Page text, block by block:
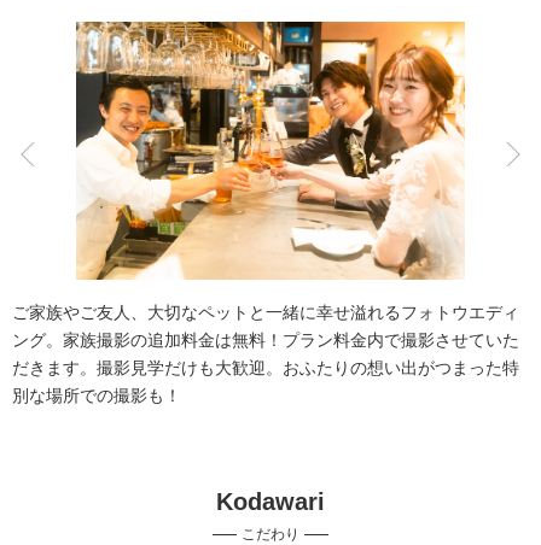
アクセス/TEL スタジオトップ
こだわりポイント
豊富なドレス チャペルでの撮影
ご家族やご友人、大切なペットと一緒に幸せ溢れるフォトウエディ
ング。家族撮影の追加料金は無料！プラン料金内で撮影させていた
だきます。撮影見学だけも大歓迎。おふたりの想い出がつまった特
別な場所での撮影も！
Kodawari
こだわり